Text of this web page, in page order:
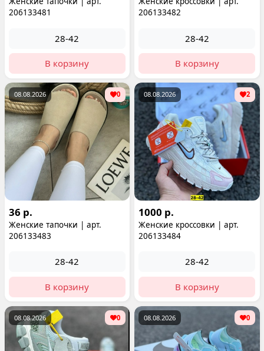
206133481
28-42
В корзину
206133482
28-42
В корзину
08.08.2026 0
36 р.
Женские тапочки | арт.
206133483
28-42
В корзину
08.08.2026 2
1000 р.
Женские кроссовки | арт.
206133484
28-42
В корзину
08.08.2026 0 08.08.2026 0